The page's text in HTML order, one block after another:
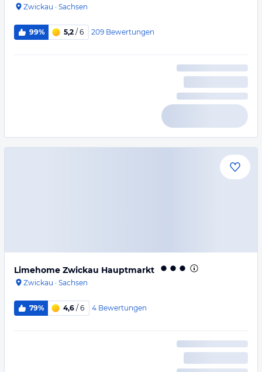
Zwickau · Sachsen
99% 5,2 / 6 209 Bewertungen
Limehome Zwickau Hauptmarkt
Zwickau · Sachsen
79% 4,6 / 6 4 Bewertungen